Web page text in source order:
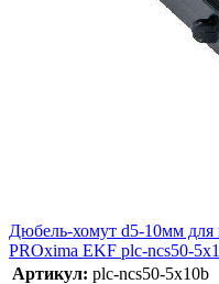
Дюбель-хомут d5-10мм для
PROxima EKF plc-ncs50-
Артикул: plc-ncs50-5x10b